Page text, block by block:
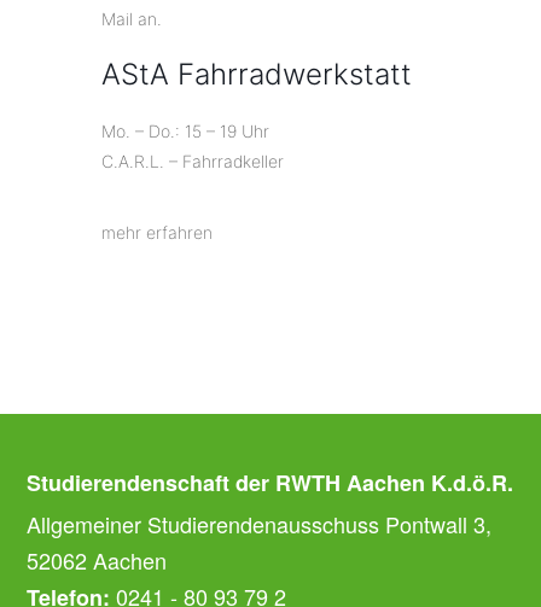
Mail an.
AStA Fahrradwerkstatt
Mo. – Do.: 15 – 19 Uhr
C.A.R.L. – Fahrradkeller
mehr erfahren
Studierendenschaft der RWTH Aachen K.d.ö.R.
Allgemeiner Studierendenausschuss Pontwall 3,
52062 Aachen
Telefon: 0241 - 80 93 79 2